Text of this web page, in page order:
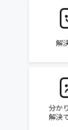
解
分か
解決